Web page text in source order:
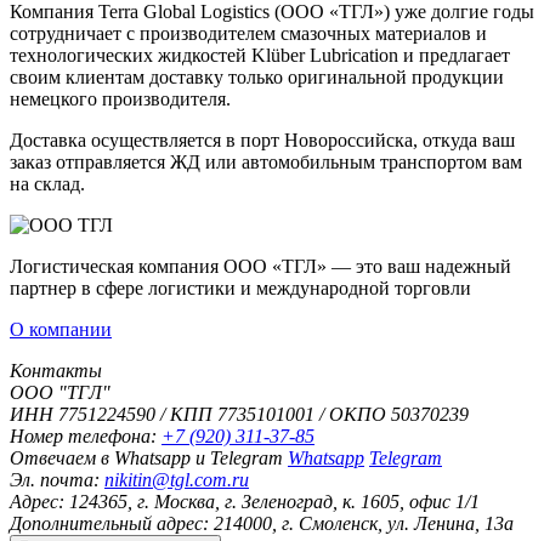
Компания Terra Global Logistics (ООО «ТГЛ») уже долгие годы
сотрудничает с производителем смазочных материалов и
технологических жидкостей Klüber Lubrication и предлагает
своим клиентам доставку только оригинальной продукции
немецкого производителя.
Доставка осуществляется в порт Новороссийска, откуда ваш
заказ отправляется ЖД или автомобильным транспортом вам
на склад.
Логистическая компания ООО «ТГЛ» — это ваш надежный
партнер в сфере логистики и международной торговли
О компании
Контакты
ООО "ТГЛ"
ИНН 7751224590 / КПП 7735101001 / ОКПО 50370239
Номер телефона: +7 (920) 311-37-85
Отвечаем в Whatsapp и Telegram Whatsapp Telegram
Эл. почта: nikitin@tgl.com.ru
Адрес: 124365, г. Москва, г. Зеленоград, к. 1605, офис 1/1
Дополнительный адрес: 214000, г. Смоленск, ул. Ленина, 13а